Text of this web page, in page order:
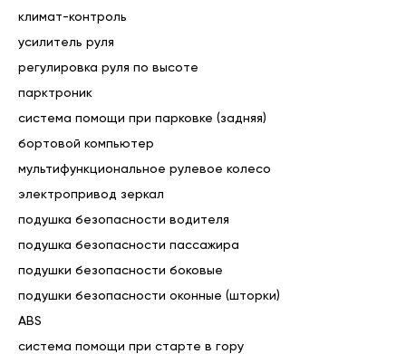
климат-контроль
усилитель руля
регулировка руля по высоте
парктроник
система помощи при парковке (задняя)
бортовой компьютер
мультифункциональное рулевое колесо
электропривод зеркал
подушка безопасности водителя
подушка безопасности пассажира
подушки безопасности боковые
подушки безопасности оконные (шторки)
ABS
система помощи при старте в гору